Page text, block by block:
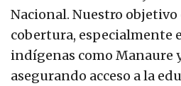
Nacional. Nuestro objetivo
cobertura, especialmente
indígenas como Manaure
asegurando acceso a la